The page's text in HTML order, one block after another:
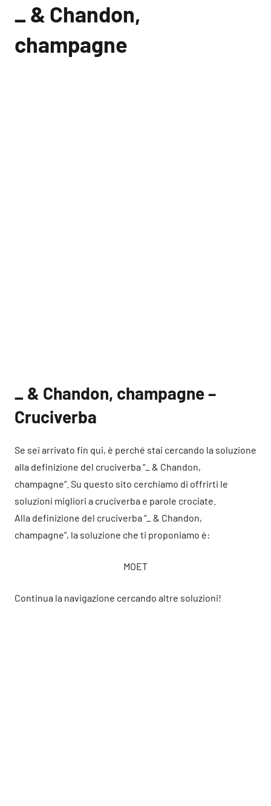
_ & Chandon,
champagne
_ & Chandon, champagne –
Cruciverba
Se sei arrivato fin qui, è perché stai cercando la soluzione
alla definizione del cruciverba “_ & Chandon,
champagne”. Su questo sito cerchiamo di offrirti le
soluzioni migliori a cruciverba e parole crociate.
Alla definizione del cruciverba “_ & Chandon,
champagne”, la soluzione che ti proponiamo è:
MOET
Continua la navigazione cercando altre soluzioni!